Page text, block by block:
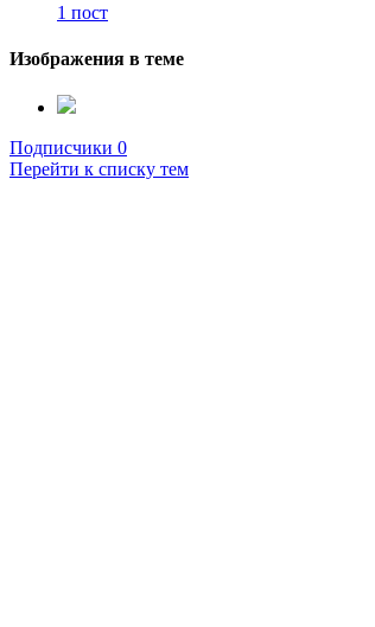
1 пост
Изображения в теме
Подписчики 0
Перейти к списку тем